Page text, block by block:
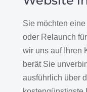
Sie möchten
oder Relaunch
wir uns auf Ihren
berät Sie
ausführlich über